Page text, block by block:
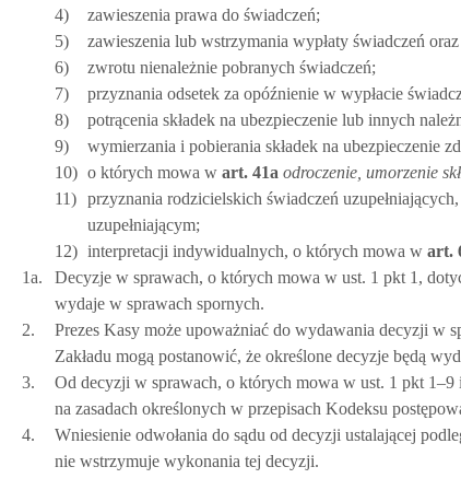
4)
zawieszenia prawa do świadczeń;
5)
zawieszenia lub wstrzymania wypłaty świadczeń
6)
zwrotu nienależnie pobranych świadczeń;
7)
przyznania odsetek za opóźnienie w wypłacie
8)
potrącenia składek na ubezpieczenie lub innych
9)
wymierzania i pobierania składek na ubezpieczenie
10) o których mowa w art. 41a odroczenie, umorzenie
11) przyznania rodzicielskich świadczeń
uzupełniającym;
12) interpretacji indywidualnych, o których mowa w art.
1a.
Decyzje w sprawach, o których mowa w ust. 1 pkt 1,
wydaje w sprawach spornych.
2.
Prezes Kasy może upoważniać do wydawania decyzji w
Zakładu mogą postanowić, że określone decyzje będą
3.
Od decyzji w sprawach, o których mowa w ust. 1 pkt 1–9
na zasadach określonych w przepisach Kodeksu
4.
Wniesienie odwołania do sądu od decyzji ustalającej
nie wstrzymuje wykonania tej decyzji.